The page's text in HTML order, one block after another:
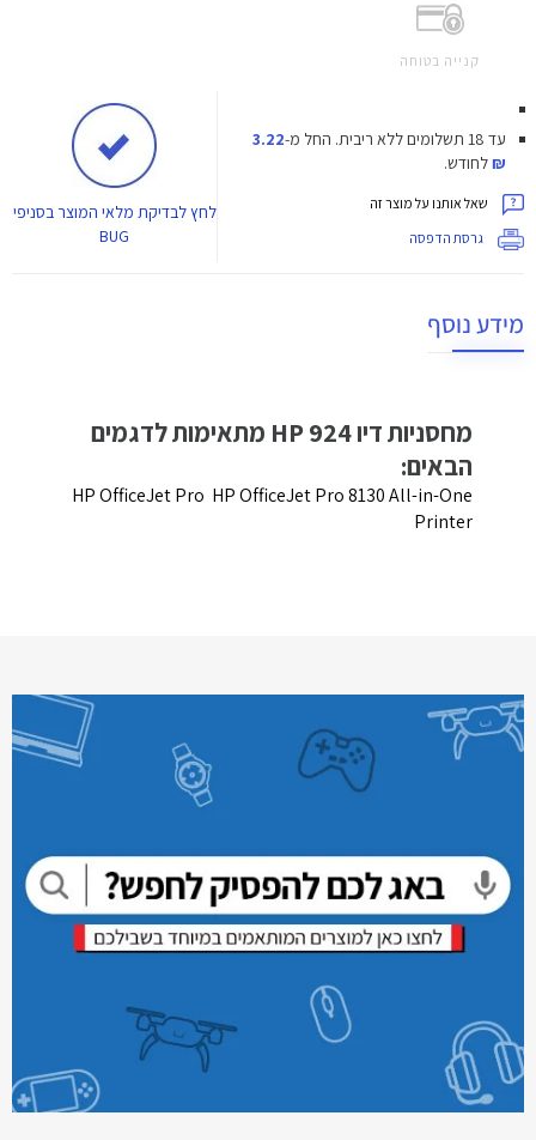
קנייה בטוחה
עד 18 תשלומים ללא ריבית. החל מ-3.22
₪לחודש.
שאל אותנו על מוצר זה
גרסת הדפסה
לחץלבדיקת מלאי המוצר בסניפי
BUG
מידע נוסף
מחסניות דיו HP 924 מתאימות לדגמים
הבאים:
HP OfficeJet Pro HP OfficeJet Pro 8130 All-in-One
Printer